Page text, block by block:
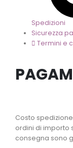
Spedizioni
Sicurezza
Termini e
Costo spedizione
ordini di importo
consegna sono